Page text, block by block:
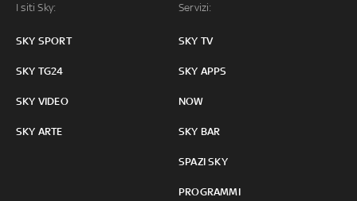
I siti Sky:
SKY SPORT
SKY TG24
SKY VIDEO
SKY ARTE
Servizi:
SKY TV
SKY APPS
NOW
SKY BAR
SPAZI SKY
PROGRAMMI